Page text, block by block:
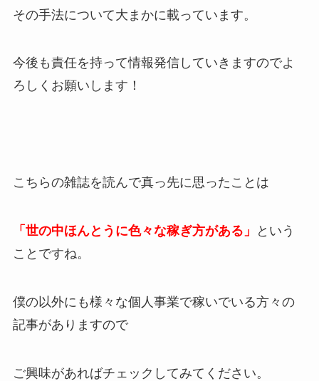
その手法について大まかに載っています。
今後も責任を持って情報発信していきますのでよ
ろしくお願いします！
こちらの雑誌を読んで真っ先に思ったことは
「世の中ほんとうに色々な稼ぎ方がある」
という
ことですね。
僕の以外にも様々な個人事業で稼いでいる方々の
記事がありますので
ご興味があればチェックしてみてください。